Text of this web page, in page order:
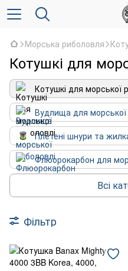
Морська риболовля
Котушкі для
Котушкі для морської
Вудлища для морської
Плетені шнури та
Флюорокарбон для
Силіконові приманки
Гачки для морської
Всі
Фільтр